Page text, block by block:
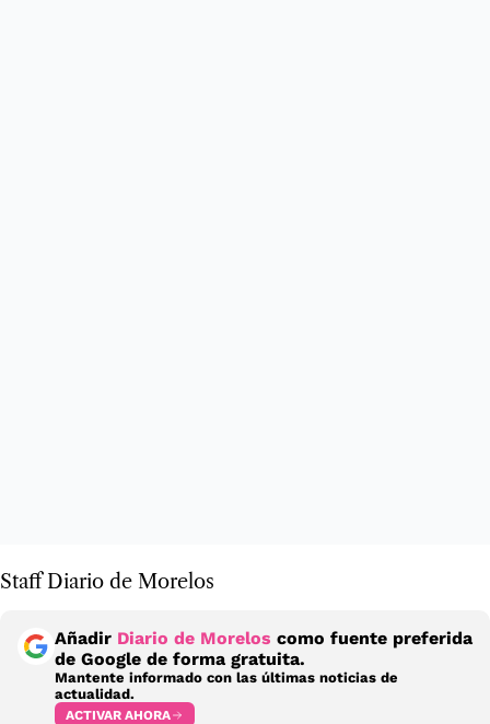
Staff Diario de Morelos
Añadir Diario de Morelos como fuente preferida
de Google de forma gratuita.
Mantente informado con las últimas noticias de
actualidad.
ACTIVAR AHORA